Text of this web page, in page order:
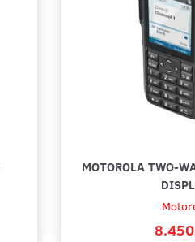
MOTOROLA TWO-